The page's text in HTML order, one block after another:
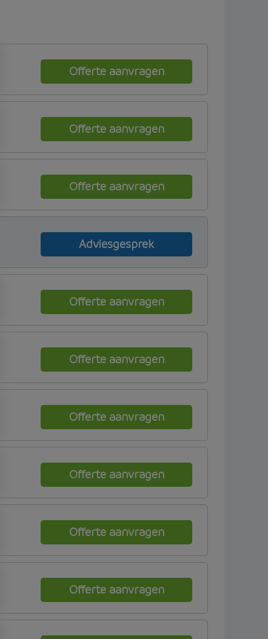
Offerte aanvragen
Offerte aanvragen
Offerte aanvragen
Adviesgesprek
Offerte aanvragen
Offerte aanvragen
Offerte aanvragen
Offerte aanvragen
Offerte aanvragen
Offerte aanvragen